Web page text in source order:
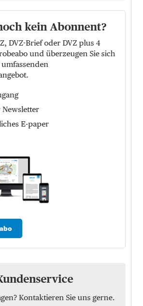
kein Abonnent?
DVZ-Brief oder DVZ plus 4
und überzeugen Sie sich
Newsletter
E-paper
Kontaktieren Sie uns gerne.